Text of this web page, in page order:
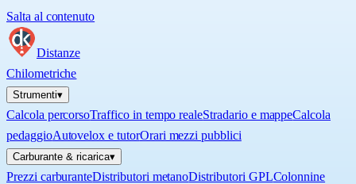
Salta al contenuto
Distanze
Chilometriche
Strumenti▾
Calcola percorsoTraffico in tempo realeStradario e mappeCalcola
pedaggioAutovelox e tutorOrari mezzi pubblici
Carburante & ricarica▾
Prezzi carburanteDistributori metanoDistributori GPLColonnine